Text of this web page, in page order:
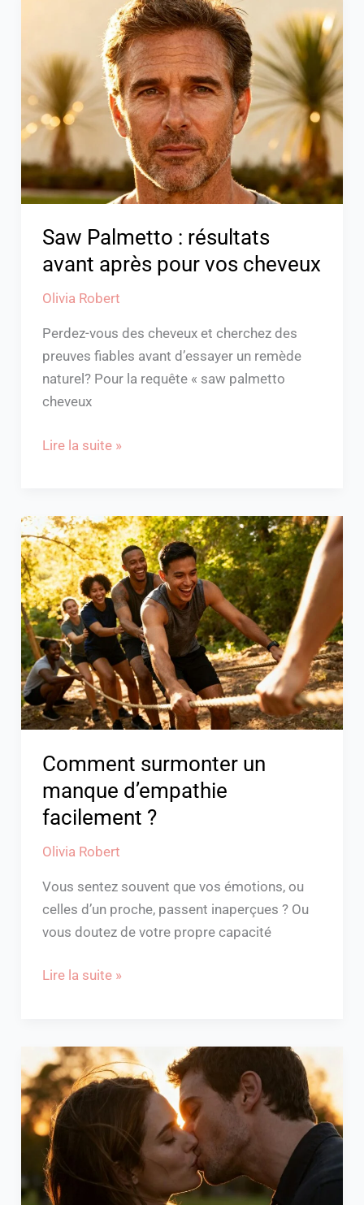
Saw Palmetto : résultats
avant après pour vos cheveux
Olivia Robert
Perdez-vous des cheveux et cherchez des
preuves fiables avant d’essayer un remède
naturel? Pour la requête « saw palmetto
cheveux
résultats
avant
après
pour
vos
cheveux
Lire la suite »
Comment surmonter un
manque d’empathie
facilement ?
Olivia Robert
Vous sentez souvent que vos émotions, ou
celles d’un proche, passent inaperçues ? Ou
vous doutez de votre propre capacité
Comment
surmonter
un
manque
d’empathie
facilement
?
Lire la suite »
Comment
un
homme
amoureux
embrasse
t-
il